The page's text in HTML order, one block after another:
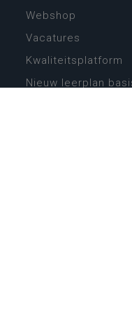
Webshop
Vacatures
Kwaliteitsplatform
Nieuw leerplan